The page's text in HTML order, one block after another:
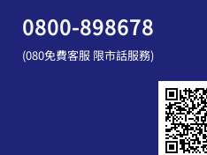
0800-898678
(080免費客服 限市話服務)